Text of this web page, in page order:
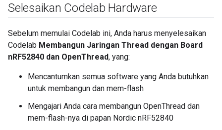
Selesaikan Codelab Hardware
Sebelum memulai Codelab ini, Anda harus menyelesaikan
Codelab Membangun Jaringan Thread dengan Board
nRF52840 dan OpenThread, yang:
Mencantumkan semua software yang Anda butuhkan
untuk membangun dan mem-flash
Mengajari Anda cara membangun OpenThread dan
mem-flash-nya di papan Nordic nRF52840